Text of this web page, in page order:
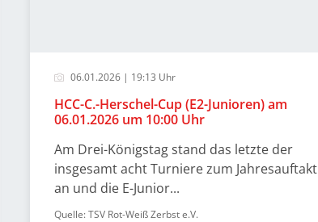
06.01.2026 | 19:13 Uhr
HCC-C.-Herschel-Cup (E2-Junioren) am
06.01.2026 um 10:00 Uhr
Am Drei-Königstag stand das letzte der
insgesamt acht Turniere zum Jahresauftakt
an und die E-Junior...
Quelle: TSV Rot-Weiß Zerbst e.V.